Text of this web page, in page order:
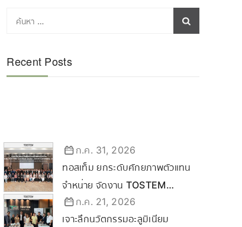
Recent Posts
ก.ค. 31, 2026
ทอสเท็ม ยกระดับศักยภาพตัวแทน
จำหน่าย จัดงาน TOSTEM
Certified Dealer Ceremony
2569 ขับเคลื่อนกลยุทธ์ลุยตลาด
ก.ค. 21, 2026
เจาะลึกนวัตกรรมอะลูมิเนียม